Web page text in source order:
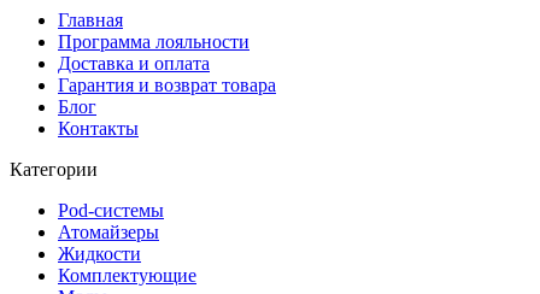
Главная
Программа лояльности
Доставка и оплата
Гарантия и возврат товара
Блог
Контакты
Категории
Pod-системы
Атомайзеры
Жидкости
Комплектующие